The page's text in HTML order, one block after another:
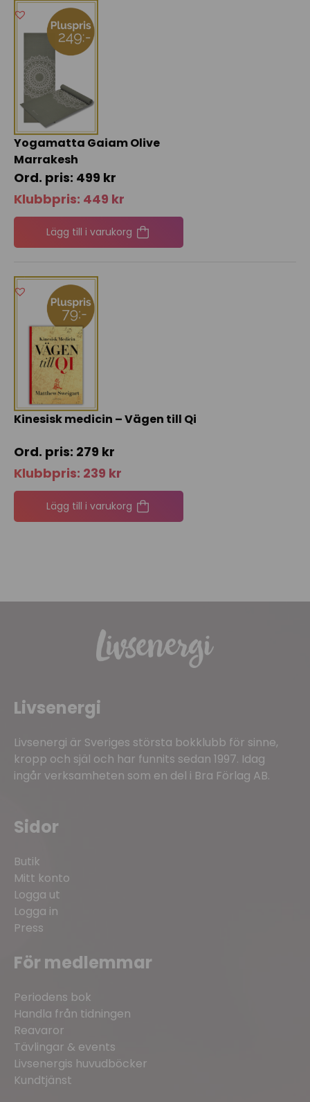
Yogamatta Gaiam Olive
Marrakesh
499 kr
Klubbpris: 449 kr
Lägg till i varukorg
Kinesisk medicin – Vägen till Qi
279 kr
Klubbpris: 239 kr
Lägg till i varukorg
Livsenergi
Livsenergi är Sveriges största bokklubb för sinne,
kropp och själ och har funnits sedan 1997. Idag
ingår verksamheten som en del i Bra Förlag AB.
Sidor
Butik
Mitt konto
Logga ut
Logga in
Press
För medlemmar
Periodens bok
Handla från tidningen
Reavaror
Tävlingar & events
Livsenergis huvudböcker
Kundtjänst